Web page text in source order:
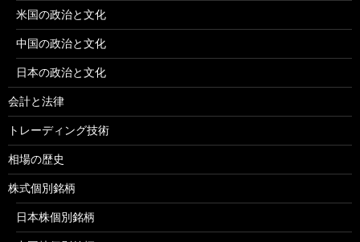
米国の政治と文化
中国の政治と文化
日本の政治と文化
会計と法律
トレーディング技術
相場の歴史
株式個別銘柄
日本株個別銘柄